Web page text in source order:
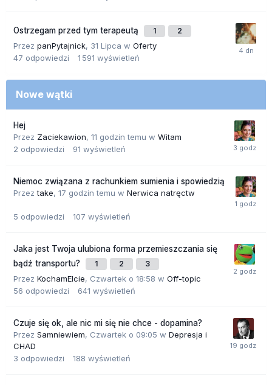
Ostrzegam przed tym terapeutą 1 2
Przez panPytajnick, 31 Lipca w Oferty
47 odpowiedzi 1 591 wyświetleń
Nowe wątki
Hej
Przez Zaciekawion, 11 godzin temu w Witam
2 odpowiedzi 91 wyświetleń
Niemoc związana z rachunkiem sumienia i spowiedzią
Przeztake, 17 godzin temu w Nerwica natręctw
5 odpowiedzi 107 wyświetleń
Jaka jest Twoja ulubiona forma przemieszczania się
bądź transportu?
1 2 3
Przez KochamElcie, Czwartek o 18:58 w Off-topic
56 odpowiedzi 641 wyświetleń
Czuje się ok, ale nic mi się nie chce - dopamina?
Przez Samniewiem, Czwartek o 09:05 w Depresja i
CHAD
3 odpowiedzi 188 wyświetleń